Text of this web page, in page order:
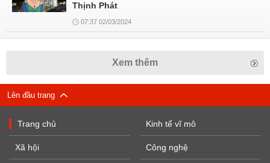
Thịnh Phát
07:37 02/03/2024
Xem thêm
Lên đầu trang
Trang chủ
Xã hội
Kinh tế vĩ mô
Công nghệ